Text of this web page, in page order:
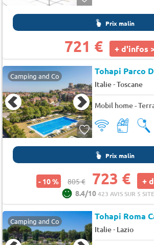
Prix malin
721 € + d'infos
Camping and Co Tohapi Parco
Italie-Toscane
Mobil home -
Prix malin
- 10 % 805 € 723 € +
8.4/10423 AVIS SUR 5
Camping and Co Tohapi Roma
Italie- Lazio